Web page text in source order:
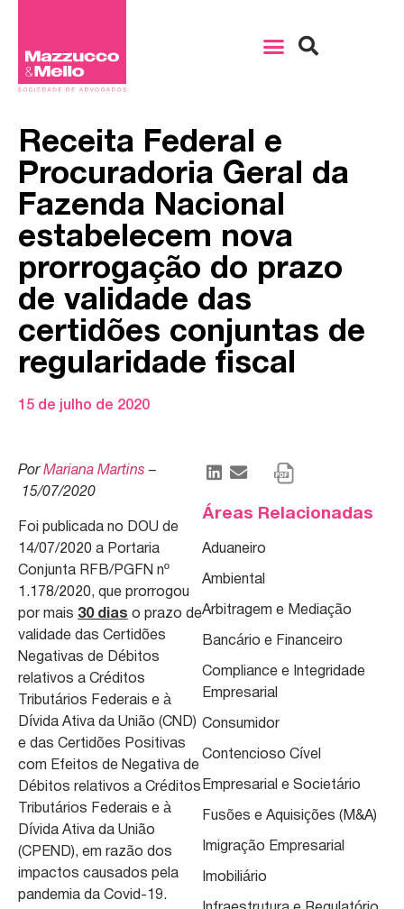
Receita Federal e
Procuradoria Geral da
Fazenda Nacional
estabelecem nova
prorrogação do prazo
de validade das
certidões conjuntas de
regularidade fiscal
15 de julho de 2020
Por Mariana Martins –
15/07/2020
Foi publicada no DOU de
14/07/2020 a Portaria
Conjunta RFB/PGFN nº
1.178/2020, que prorrogou
por mais 30 dias o prazo de
validade das Certidões
Negativas de Débitos
relativos a Créditos
Tributários Federais e à
Dívida Ativa da União (CND)
e das Certidões Positivas
com Efeitos de Negativa de
Débitos relativos a Créditos
Tributários Federais e à
Dívida Ativa da União
(CPEND), em razão dos
impactos causados pela
pandemia da Covid-19.
Áreas Relacionadas
Aduaneiro
Ambiental
Arbitragem e Mediação
Bancário e Financeiro
Compliance e Integridade
Empresarial
Consumidor
Contencioso Cível
Empresarial e Societário
Fusões e Aquisições (M&A)
Imigração Empresarial
Imobiliário